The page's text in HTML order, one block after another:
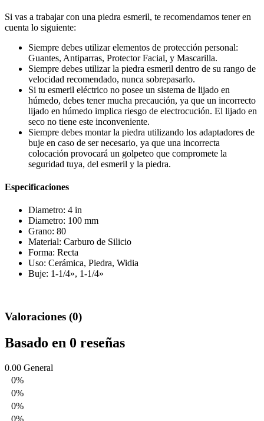
Si vas a trabajar con una piedra esmeril, te recomendamos tener en
cuenta lo siguiente:
Siempre debes utilizar elementos de protección personal:
Guantes, Antiparras, Protector Facial, y Mascarilla.
Siempre debes utilizar la piedra esmeril dentro de su rango de
velocidad recomendado, nunca sobrepasarlo.
Si tu esmeril eléctrico no posee un sistema de lijado en
húmedo, debes tener mucha precaución, ya que un incorrecto
lijado en húmedo implica riesgo de electrocución. El lijado en
seco no tiene este inconveniente.
Siempre debes montar la piedra utilizando los adaptadores de
buje en caso de ser necesario, ya que una incorrecta
colocación provocará un golpeteo que compromete la
seguridad tuya, del esmeril y la piedra.
Especificaciones
Diametro: 4 in
Diametro: 100 mm
Grano: 80
Material: Carburo de Silicio
Forma: Recta
Uso: Cerámica, Piedra, Widia
Buje: 1-1/4», 1-1/4»
Valoraciones (0)
Basado en 0 reseñas
0.00 General
0%
0%
0%
0%